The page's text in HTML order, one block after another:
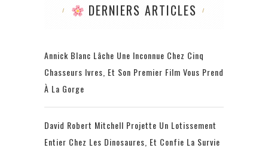
DERNIERS ARTICLES
Annick Blanc Lâche Une Inconnue Chez Cinq
Chasseurs Ivres, Et Son Premier Film Vous Prend
À La Gorge
David Robert Mitchell Projette Un Lotissement
Entier Chez Les Dinosaures, Et Confie La Survie